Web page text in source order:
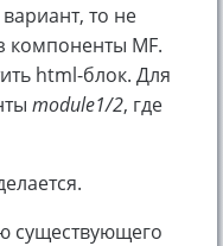
то не
компоненты MF.
html-блок. Для
module1/2, где
существующего